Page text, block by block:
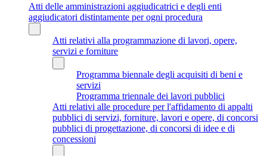
Atti delle amministrazioni aggiudicatrici e degli enti
aggiudicatori distintamente per ogni procedura
Atti relativi alla programmazione di lavori, opere,
servizi e forniture
Programma biennale degli acquisiti di beni e
servizi
Programma triennale dei lavori pubblici
Atti relativi alle procedure per l'affidamento di appalti
pubblici di servizi, forniture, lavori e opere, di concorsi
pubblici di progettazione, di concorsi di idee e di
concessioni